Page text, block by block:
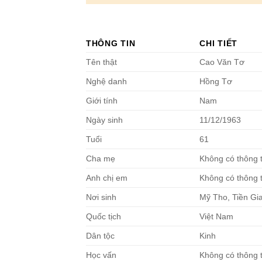
THÔNG TIN
CHI TIẾT
Tên thật
Cao Văn Tơ
Nghệ danh Hồng Tơ
Giới tính Nam
Ngày sinh 11/12/1963
Tuổi 61
Cha mẹ Không có thông
Anh chị em Không có thông
Nơi sinh Mỹ Tho, Tiền
Quốc tịch Việt Nam
Dân tộc Kinh
Học vấn Không có thông